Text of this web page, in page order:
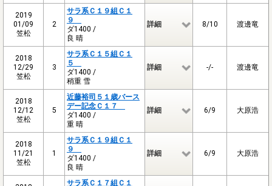
2019
01/09
笠松
2
サラ系Ｃ１９組Ｃ１
９
ダ1400 /
良 晴
詳細 8/10 渡邊竜
2018
12/29
笠松
3
サラ系Ｃ１５組Ｃ１
５
ダ1400 /
稍重 雪
詳細 -/- 渡邊竜
2018
12/12
笠松
5
近藤裕司５１歳バース
デー記念Ｃ１７
ダ1400 /
重 晴
詳細 6/9 大原浩
2018
11/21
笠松
1
サラ系Ｃ１９組Ｃ１
９
ダ1400 /
良 晴
詳細 6/9 大原浩
サラ系Ｃ１７組Ｃ１